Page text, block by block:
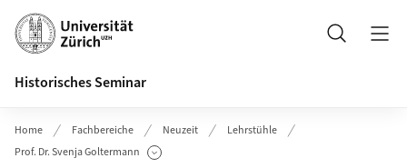
Header
Suche
Historisches Seminar
Home Fachbereiche Neuzeit
Lehrstühle
Prof. Dr. Svenja Goltermann
Unterseiten anzeigen